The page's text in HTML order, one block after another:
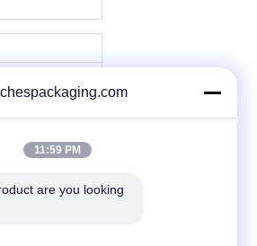
Stand Up
11:59 PM
are you looking